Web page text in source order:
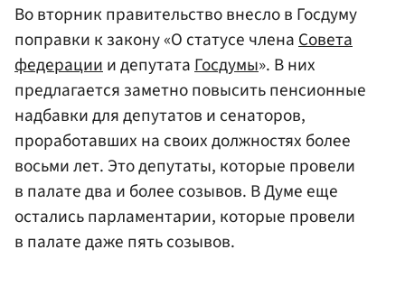
Во вторник правительство внесло в Госдуму
поправки к закону «О статусе члена Совета
федерации и депутата Госдумы». В них
предлагается заметно повысить пенсионные
надбавки для депутатов и сенаторов,
проработавших на своих должностях более
восьми лет. Это депутаты, которые провели
в палате два и более созывов. В Думе еще
остались парламентарии, которые провели
в палате даже пять созывов.